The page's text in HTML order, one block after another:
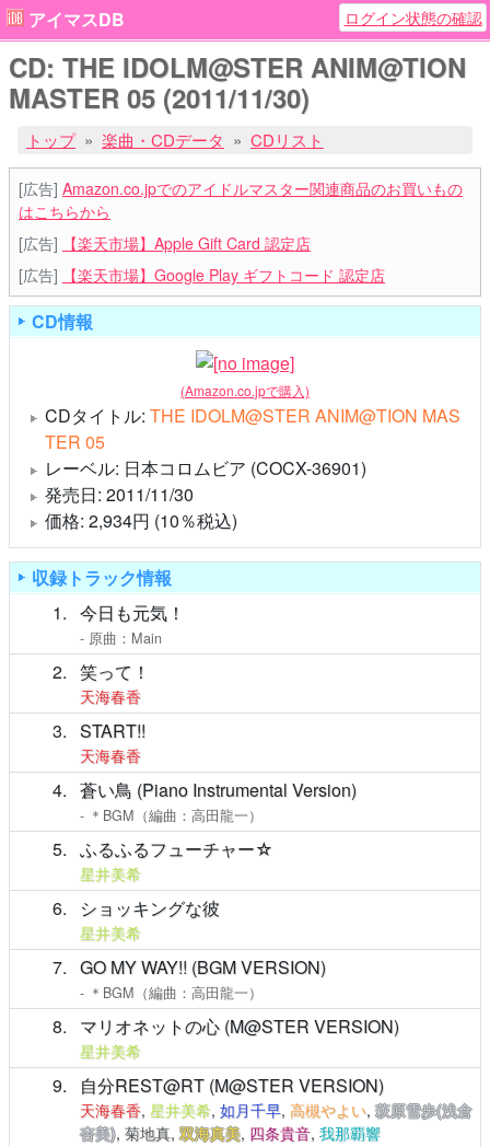
アイマスDB ログイン状態の確認
CD: THE IDOLM@STER ANIM@TION
MASTER 05 (2011/11/30)
トップ 楽曲・CDデータ CDリスト
[広告] Amazon.co.jpでのアイドルマスター関連商品のお買いもの
はこちらから
[広告]
【楽天市場】Apple Gift Card 認定店
[広告]
【楽天市場】Google Play ギフトコード 認定店
CD情報
(Amazon.co.jpで購入)
CDタイトル: THE IDOLM@STER ANIM@TION MAS
TER 05
レーベル: 日本コロムビア (COCX-36901)
発売日: 2011/11/30
価格: 2,934円 (10％税込)
収録トラック情報
1
今日も元気！
- 原曲：Main
2 笑って！
天海春香
3 START!!
天海春香
4 蒼い鳥 (Piano Instrumental Version)
- ＊BGM（編曲：高田龍一）
5 ふるふるフューチャー☆
星井美希
6 ショッキングな彼
星井美希
7 GO MY WAY!! (BGM VERSION)
- ＊BGM（編曲：高田龍一）
8 マリオネットの心 (M@STER VERSION)
星井美希
9 自分REST@RT (M@STER VERSION)
天海春香, 星井美希, 如月千早, 高槻やよい,萩原雪歩(浅倉
杏美), 菊地真,双海真美, 四条貴音, 我那覇響